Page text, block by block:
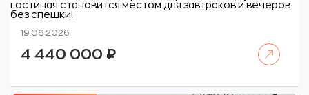
гостиная становится местом для завтраков и вечеров
без спешки!
19.06.2026
4 440 000 ₽